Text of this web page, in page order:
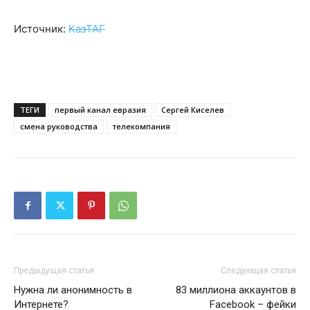
Источник: КазТАГ
ТЕГИ первый канал евразия
Сергей Киселев
смена руководства
телекомпания
Предыдущая статья
Нужна ли анонимность в
Интернете?
Следующая статья
83 миллиона аккаунтов в
Facebook – фейки